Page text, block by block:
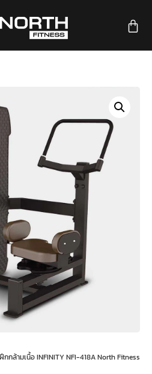
กกล้ามเนื้อ INFINITY NFI-418A North Fitness